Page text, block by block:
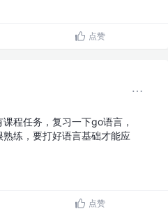
点赞
程任务，复习一下go语言，
练，要打好语言基础才能应
点赞